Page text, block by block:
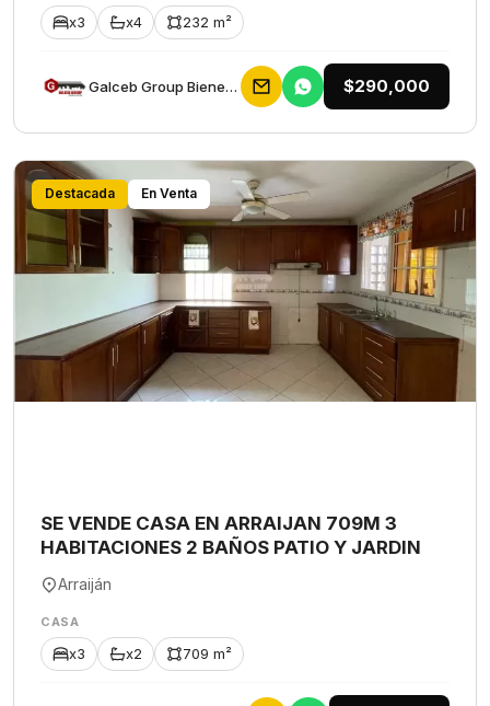
x3 x4 232 m²
Galceb Group Bienes Raices $290,000
Destacada En Venta
SE VENDE CASA EN ARRAIJAN 709M 3
HABITACIONES 2 BAÑOS PATIO Y JARDIN
Arraiján
CASA
x3 x2 709 m²